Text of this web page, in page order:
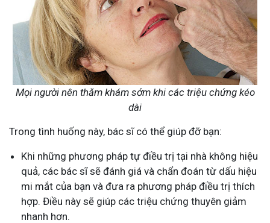
Mọi người nên thăm khám sớm khi các triệu chứng kéo
dài
Trong tình huống này, bác sĩ có thể giúp đỡ bạn:
Khi những phương pháp tự điều trị tại nhà không hiệu
quả, các bác sĩ sẽ đánh giá và chẩn đoán từ dấu hiệu
mi mắt của bạn và đưa ra phương pháp điều trị thích
hợp. Điều này sẽ giúp các triệu chứng thuyên giảm
nhanh hơn.